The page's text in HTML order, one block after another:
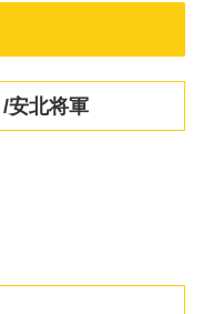
安北将軍